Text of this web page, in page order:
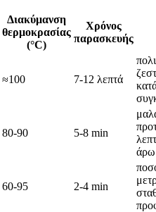
Διακύμανση
θερμοκρασίας
(°C)
Χρόνος
παρασκευής
≈100 7-12 λεπτά
80-90 5-8 min
60-95 2-4 min